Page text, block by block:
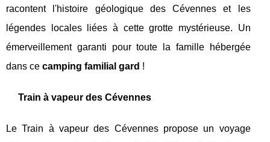
racontent l'histoire géologique des Cévennes et les
légendes locales liées à cette grotte mystérieuse. Un
émerveillement garanti pour toute la famille hébergée
dans ce camping familial gard !
Train à vapeur des Cévennes
Le Train à vapeur des Cévennes propose un voyage